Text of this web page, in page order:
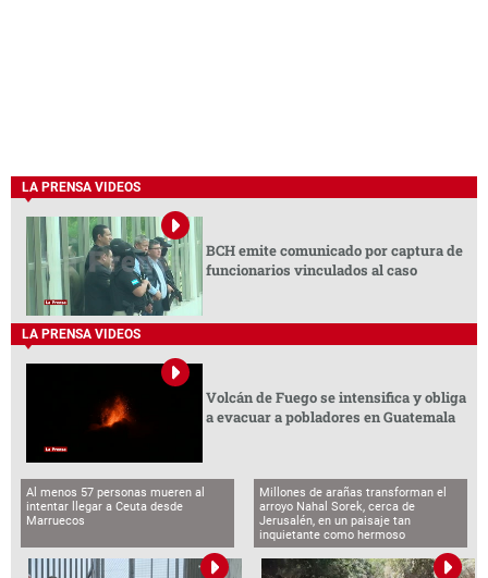
LA PRENSA VIDEOS
BCH emite comunicado por captura de
funcionarios vinculados al caso
LA PRENSA VIDEOS
Volcán de Fuego se intensifica y obliga
a evacuar a pobladores en Guatemala
Al menos 57 personas mueren al
intentar llegar a Ceuta desde
Marruecos
Millones de arañas transforman el
arroyo Nahal Sorek, cerca de
Jerusalén, en un paisaje tan
inquietante como hermoso